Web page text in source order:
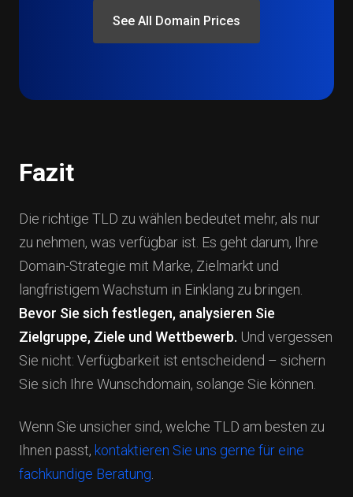
See All Domain Prices
Fazit
Die richtige TLD zu wählen bedeutet mehr, als nur
zu nehmen, was verfügbar ist. Es geht darum, Ihre
Domain-Strategie mit Marke, Zielmarkt und
langfristigem Wachstum in Einklang zu bringen.
Bevor Sie sich festlegen, analysieren Sie
Zielgruppe, Ziele und Wettbewerb. Und vergessen
Sie nicht: Verfügbarkeit ist entscheidend – sichern
Sie sich Ihre Wunschdomain, solange Sie können.
Wenn Sie unsicher sind, welche TLD am besten zu
Ihnen passt, kontaktieren Sie uns gerne für eine
fachkundige Beratung